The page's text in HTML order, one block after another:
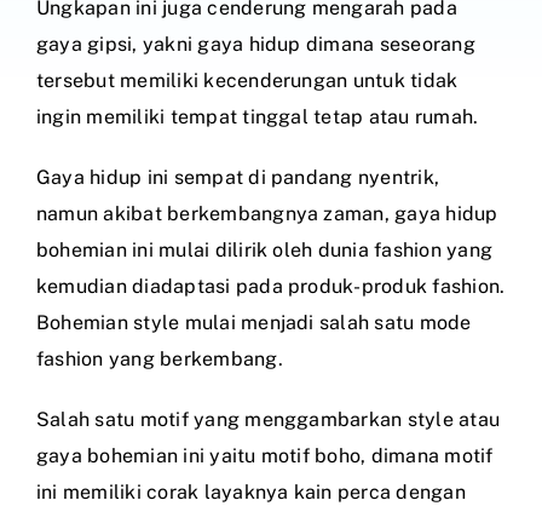
Ungkapan ini juga cenderung mengarah pada
gaya gipsi, yakni gaya hidup dimana seseorang
tersebut memiliki kecenderungan untuk tidak
ingin memiliki tempat tinggal tetap atau rumah.
Gaya hidup ini sempat di pandang nyentrik,
namun akibat berkembangnya zaman, gaya hidup
bohemian ini mulai dilirik oleh dunia fashion yang
kemudian diadaptasi pada produk-produk fashion.
Bohemian style mulai menjadi salah satu mode
fashion yang berkembang.
Salah satu motif yang menggambarkan style atau
gaya bohemian ini yaitu motif boho, dimana motif
ini memiliki corak layaknya kain perca dengan